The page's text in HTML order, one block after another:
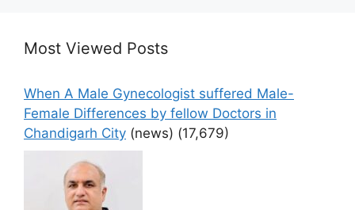
Most Viewed Posts
When A Male Gynecologist suffered Male-
Female Differences by fellow Doctors in
Chandigarh City (news) (17,679)